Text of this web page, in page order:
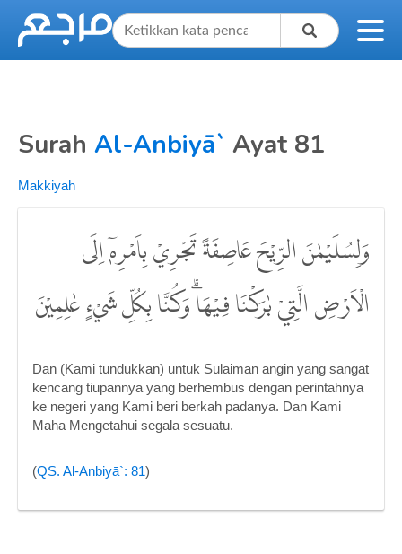
Surah Al-Anbiyā` Ayat 81
Makkiyah
وَلِسُلَيْمٰنَ الرِّيْحَ عَاصِفَةً تَجْرِيْ بِاَمْرِهٖٓ اِلَى
الْاَرْضِ الَّتِيْ بٰرَكْنَا فِيْهَاۗ وَكُنَّا بِكُلِّ شَيْءٍ عٰلِمِيْنَ
Dan (Kami tundukkan) untuk Sulaiman angin yang sangat
kencang tiupannya yang berhembus dengan perintahnya
ke negeri yang Kami beri berkah padanya. Dan Kami
Maha Mengetahui segala sesuatu.
(QS. Al-Anbiyā`: 81)